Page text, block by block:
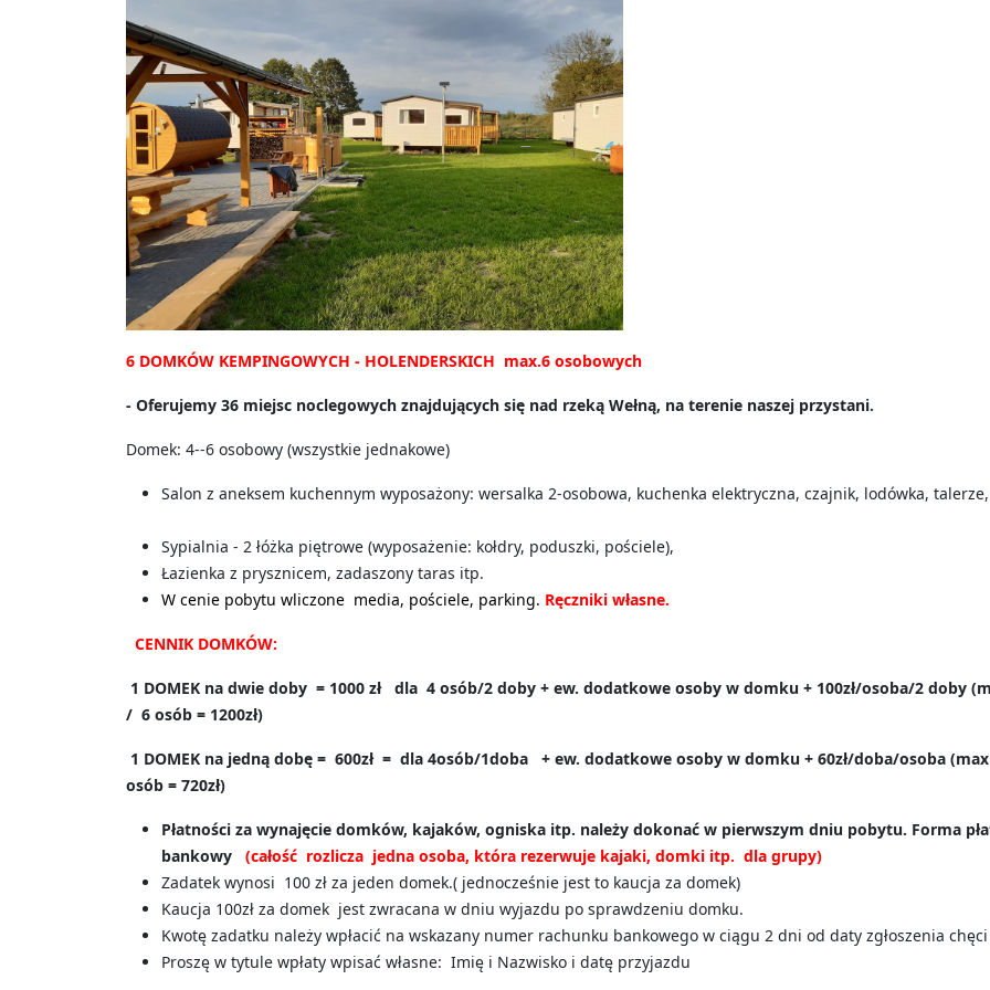
6 DOMKÓW KEMPINGOWYCH - HOLENDERSKICH max.6 osobowych
- Oferujemy 36 miejsc noclegowych znajdujących się nad rzeką Wełną, na terenie naszej przystani.
Domek: 4--6 osobowy (wszystkie jednakowe)
Salon z aneksem kuchennym wyposażony: wersalka 2-osobowa, kuchenka elektryczna, czajnik, lodówka,
Sypialnia - 2 łóżka piętrowe (wyposażenie: kołdry, poduszki, pościele),
Łazienka z prysznicem, zadaszony taras itp.
W cenie pobytu wliczone media, pościele, parking. Ręczniki własne.
CENNIK DOMKÓW:
1 DOMEK na dwie doby = 1000 zł dla 4 osób/2 doby + ew. dodatkowe osoby w domku + 100zł/osoba/2 doby
/ 6 osób = 1200zł)
1 DOMEK na jedną dobę = 600zł = dla 4osób/1doba + ew. dodatkowe osoby w domku + 60zł/doba/osoba
osób = 720zł)
Płatności za wynajęcie domków, kajaków, ogniska itp. należy dokonać w pierwszym dniu pobytu. Forma
bankowy (całość rozlicza jedna osoba, która rezerwuje kajaki, domki itp. dla grupy)
Zadatek wynosi 100 zł za jeden domek.( jednocześnie jest to kaucja za domek)
Kaucja 100zł za domek jest zwracana w dniu wyjazdu po sprawdzeniu domku.
Kwotę zadatku należy wpłacić na wskazany numer rachunku bankowego w ciągu 2 dni od daty zgłoszenia
Proszę w tytule wpłaty wpisać własne: Imię i Nazwisko i datę przyjazdu